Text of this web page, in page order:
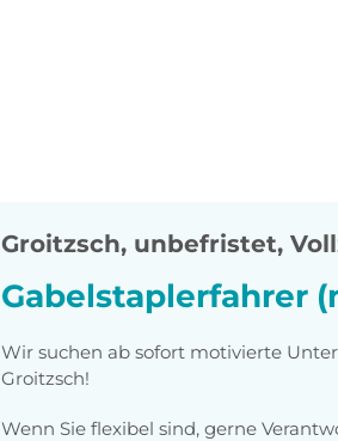
Groitzsch, unbefristet,
Gabelstaplerfahrer
Wir suchen ab sofort motivierte
Groitzsch!
Wenn Sie flexibel sind, gerne